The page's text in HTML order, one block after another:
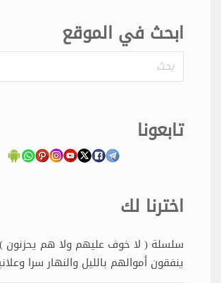
ابحث في الموقع
تابعونا
اخترنا لك
سلسلة ( لا خوف عليهم ولا هم يحزنون
ينفقون أموالهم بالليل والنهار سرا